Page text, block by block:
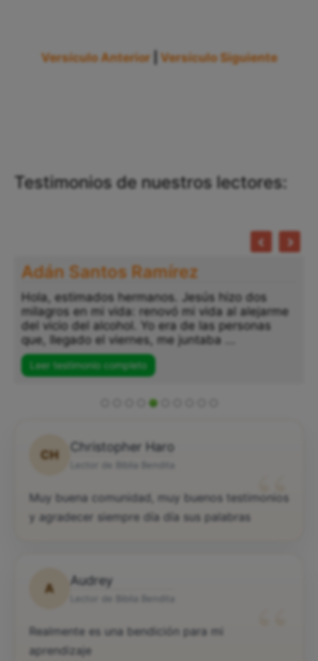
Versículo Anterior Versículo Siguiente
Testimonios de nuestros lectores:
Adán Santos Ramírez
Hola, estimados hermanos. Jesús hizo dos
milagros en mi vida: renovó mi vida al alejarme
del vicio del alcohol. Yo era de las personas
que, llegado el viernes, me juntaba ...
Leer testimonio completo
CH
Christopher Haro
“
Muy buena comunidad, muy buenos testimonios
y agradecer siempre día día sus palabras
A
Audrey
Realmente es una bendición para mi
aprendizaje